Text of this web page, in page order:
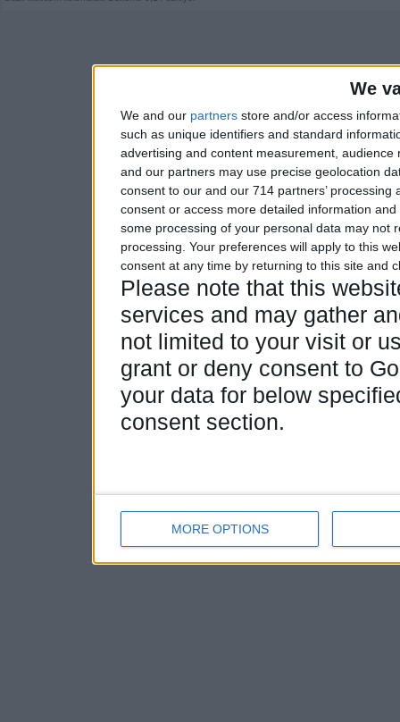
We
We and our partners store and/or access
such as unique identifiers and standard
advertising and content measurement,
and our partners may use precise geolocation
consent to our and our 714 partners’
consent or access more detailed information
some processing of your personal data may not
processing. Your preferences will apply to this
consent at any time by returning to this site and
Please note that this
services and may gather
not limited to your visit or
grant or deny consent to
your data for below
consent section.
MORE OPTIONS